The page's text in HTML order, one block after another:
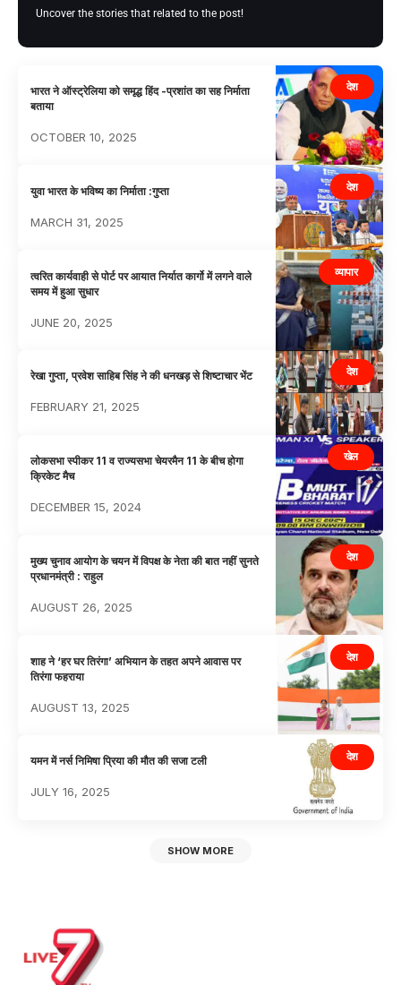
Uncover the stories that related to the post!
देश
भारत ने ऑस्ट्रेलिया को समृद्ध हिंद -प्रशांत का सह निर्माता
बताया
OCTOBER 10, 2025
देश
युवा भारत के भविष्य का निर्माता :गुप्ता
MARCH 31, 2025
व्यापार
त्वरित कार्यवाही से पोर्ट पर आयात निर्यात कार्गो में लगने वाले
समय में हुआ सुधार
JUNE 20, 2025
देश
रेखा गुप्ता, प्रवेश साहिब सिंह ने की धनखड़ से शिष्टाचार भेंट
FEBRUARY 21, 2025
खेल
लोकसभा स्पीकर 11 व राज्यसभा चेयरमैन 11 के बीच होगा
क्रिकेट मैच
DECEMBER 15, 2024
देश
मुख्य चुनाव आयोग के चयन में विपक्ष के नेता की बात नहीं सुनते
प्रधानमंत्री : राहुल
AUGUST 26, 2025
देश
शाह ने ‘हर घर तिरंगा’ अभियान के तहत अपने आवास पर
तिरंगा फहराया
AUGUST 13, 2025
देश
यमन में नर्स निमिषा प्रिया की मौत की सजा टली
JULY 16, 2025
SHOW MORE